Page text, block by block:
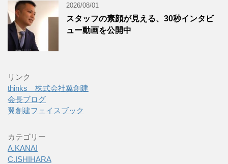
2026/08/01
スタッフの素顔が見える、30秒インタビ
ュー動画を公開中
リンク
thinks 株式会社翼創建
会長ブログ
翼創建フェイスブック
カテゴリー
A.KANAI
C.ISHIHARA